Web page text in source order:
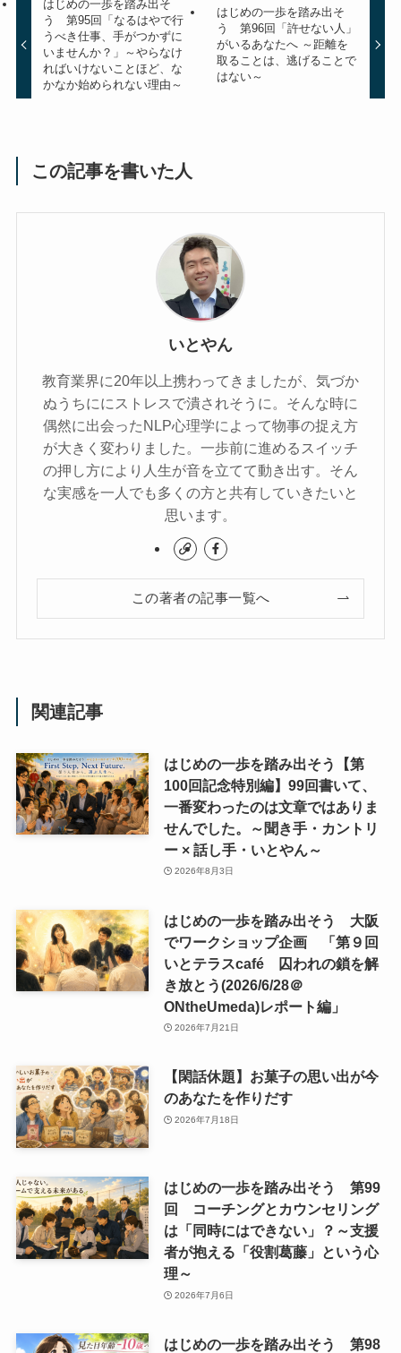
はじめの一歩を踏み出そ
う 第95回「なるはやで行
うべき仕事、手がつかずに
いませんか？」～やらなけ
ればいけないことほど、な
かなか始められない理由～
はじめの一歩を踏み出そ
う 第96回「許せない人」
がいるあなたへ ～距離を
取ることは、逃げることで
はない～
この記事を書いた人
いとやん
教育業界に20年以上携わってきましたが、気づか
ぬうちににストレスで潰されそうに。そんな時に
偶然に出会ったNLP心理学によって物事の捉え方
が大きく変わりました。一歩前に進めるスイッチ
の押し方により人生が音を立てて動き出す。そん
な実感を一人でも多くの方と共有していきたいと
思います。
この著者の記事一覧へ
関連記事
はじめの一歩を踏み出そう【第
100回記念特別編】99回書いて、
一番変わったのは文章ではありま
せんでした。～聞き手・カントリ
ー × 話し手・いとやん～
2026年8月3日
はじめの一歩を踏み出そう 大阪
でワークショップ企画 「第９回
いとテラスcafé 囚われの鎖を解
き放とう(2026/6/28＠
ONtheUmeda)レポート編」
2026年7月21日
【閑話休題】お菓子の思い出が今
のあなたを作りだす
2026年7月18日
はじめの一歩を踏み出そう 第99
回 コーチングとカウンセリング
は「同時にはできない」？～支援
者が抱える「役割葛藤」という心
理～
2026年7月6日
はじめの一歩を踏み出そう 第98